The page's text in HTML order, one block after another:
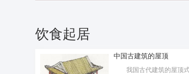
饮食起居
中国古建筑的屋顶
我国古代建筑的屋顶